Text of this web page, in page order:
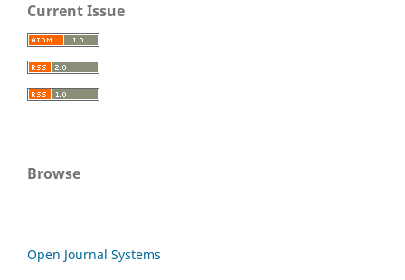
Current Issue
Browse
Open Journal Systems